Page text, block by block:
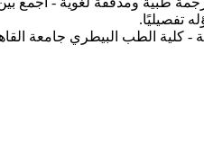
تفصيليًا.
- كلية الطب البيطري جامعة